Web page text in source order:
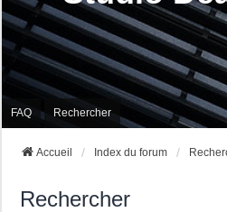
FAQ Rechercher
Accueil Index du forum
Rechercher